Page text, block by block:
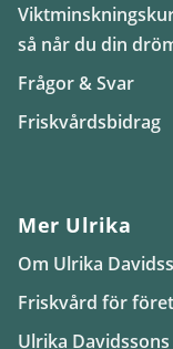
så når du din
Frågor & Svar
Friskvårdsbidrag
Mer Ulrika
Om Ulrika
Friskvård för
Ulrika